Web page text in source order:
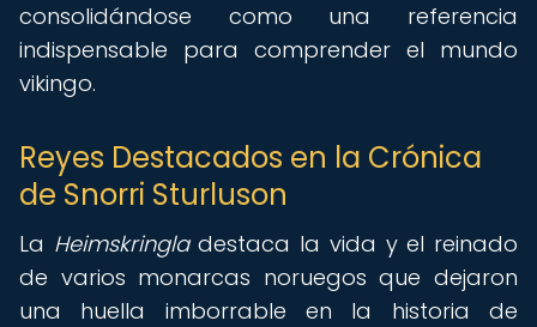
consolidándose como una referencia
indispensable para comprender el mundo
vikingo.
Reyes Destacados en la Crónica
de Snorri Sturluson
La Heimskringladestaca la vida y el reinado
de varios monarcas noruegos que dejaron
una huella imborrable en la historia de